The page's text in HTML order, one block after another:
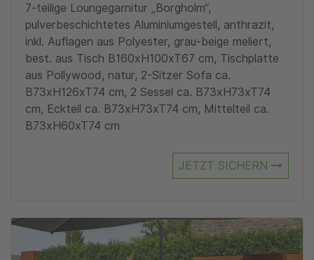
7-teilige Loungegarnitur „Borgholm“,
pulverbeschichtetes Aluminiumgestell, anthrazit,
inkl. Auflagen aus Polyester, grau-beige meliert,
best. aus Tisch B160xH100xT67 cm, Tischplatte
aus Pollywood, natur, 2-Sitzer Sofa ca.
B73xH126xT74 cm, 2 Sessel ca. B73xH73xT74
cm, Eckteil ca. B73xH73xT74 cm, Mittelteil ca.
B73xH60xT74 cm
JETZT SICHERN